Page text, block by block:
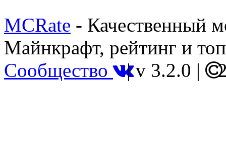
MCRate - Качественный
Майнкрафт, рейтинг и
Сообщество |v 3.2.0 |